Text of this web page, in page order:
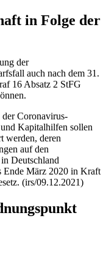
in Folge der
der
auch nach dem 31.
16 Absatz 2 StFG
Coronavirus-
Kapitalhilfen sollen
werden, deren
auf den
Deutschland
Ende März 2020 in Kraft
(irs/09.12.2021)